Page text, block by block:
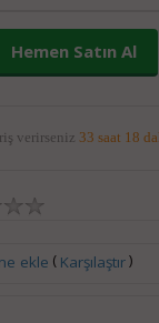
Hemen Satın Al
verirseniz 33 saat 18
ekle ( Karşılaştır)